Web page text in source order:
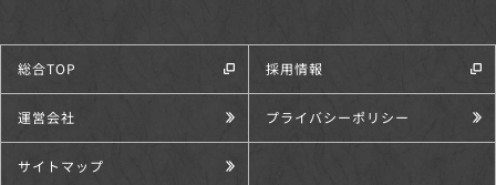
総合TOP 採用情報
運営会社 プライバシーポリシー
サイトマップ